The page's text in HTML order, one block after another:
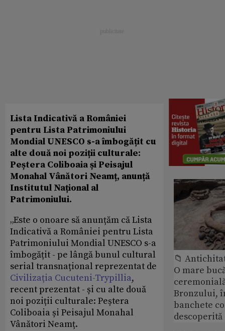
Lista Indicativă a României
pentru Lista Patrimoniului
Mondial UNESCO s-a îmbogățit cu
alte două noi poziții culturale:
Peștera Coliboaia și Peisajul
Monahal Vânători Neamț, anunță
Institutul Național al
Patrimoniului.
„Este o onoare să anunțăm că Lista
Indicativă a României pentru Lista
Patrimoniului Mondial UNESCO s-a
îmbogățit - pe lângă bunul cultural
serial transnațional reprezentat de
Civilizația Cucuteni-Trypillia,
recent prezentat - și cu alte două
noi poziții culturale: Peștera
Coliboaia și Peisajul Monahal
Vânători Neamț.
📁
O mare
Bronzului,
banchete